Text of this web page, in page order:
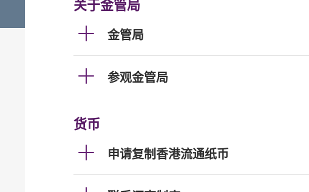
关于金管局
金管局
参观金管局
货币
申请复制香港流通纸币